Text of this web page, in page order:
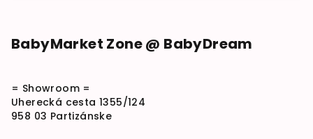
BabyMarket Zone @ BabyDream
= Showroom =
Uherecká cesta 1355/124
958 03 Partizánske